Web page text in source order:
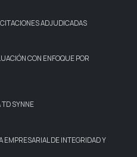
ADJUDICADAS
CON ENFOQUE POR
TD SYNNE
EMPRESARIAL DE INTEGRIDAD Y